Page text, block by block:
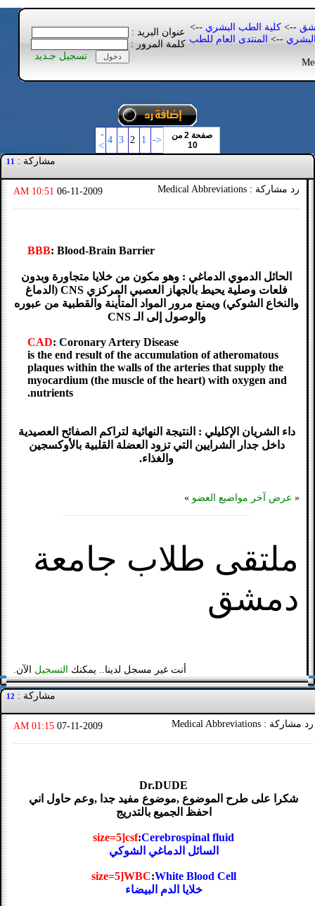
--> كلية الطب البشري -->
--> المنتدى العام للطب
عنوان البريد :
كلمة المرور :
تسجيل جـديد
صفحة 2 من
10
<-
-
>
مشاركة :
11
رد مشاركة : Medical Abbreviations 06-11-2009
10:51 AM
BBB: Blood-Brain Barrier
الحائل الدموي الدماغي : وهو مكون من خلايا متجاورة وبدون
فلعات وصلية يحيط بالجهاز العصبي المركزي CNS (الدماغ
والنخاع الشوكي) ويمنع مرور المواد المتأينة والقطبية من عبوره
والوصول إلى الـ CNS
CAD: Coronary Artery Disease
is the end result of the accumulation of atheromatous
plaques within the walls of the arteries that supply the
myocardium (the muscle of the heart) with oxygen and
nutrients.
داء الشريان الإكليلي : النتيجة النهائية لتراكم الصفائح العصيدية
داخل جدار الشرايين التي تزود العضلة القلبية بالأوكسجين
والغذاء.
« عرض آخر مواضيع العضو »
ملتقى طلاب جامعة
دمشق
أنت غير مسجل لدينا.. يمكنك التسجيل الآن.
مشاركة : 12
رد مشاركة : Medical Abbreviations 07-11-2009
01:15 AM
Dr.DUDE
شكرا على طرح الموضوع ,موضوع مفيد جدا ,وعم حاول اني
احفظ الجميع بالتدريج
size=5]csf:Cerebrospinal fluid
السائل الدماغي الشوكي
size=5]WBC:White Blood Cell
خلايا الدم البيضاء